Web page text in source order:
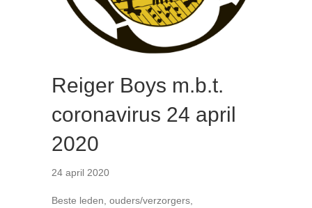
Reiger Boys m.b.t.
coronavirus 24 april
2020
24 april 2020
Beste leden, ouders/verzorgers,